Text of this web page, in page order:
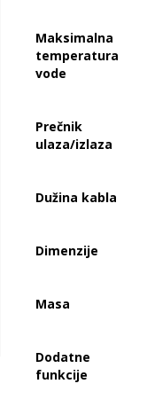
Maksimalna
temperatura
vode
Prečnik
ulaza/izlaza
Dužina kabla
Dimenzije
Masa
Dodatne
funkcije